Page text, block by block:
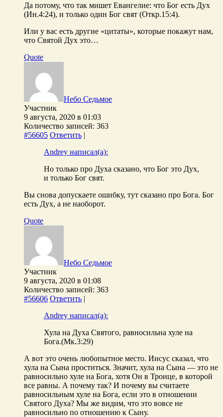
Да потому, что так мишет Евангелие: что Бог есть Дух
(Ин.4:24), и только один Бог свят (Откр.15:4).
Или у вас есть другие «цитаты», которые покажут нам,
что Святой Дух это…
Quote
Небо Седьмое
Участник
9 августа, 2020 в 01:03
Количество записей: 363
#56605 Ответить |
Andrey написал(а):
Но только про Духа сказано, что Бог это Дух,
и только Бог свят.
Вы снова допускаете ошибку, тут сказано про Бога. Бог
есть Дух, а не наоборот.
Quote
Небо Седьмое
Участник
9 августа, 2020 в 01:08
Количество записей: 363
#56606 Ответить |
Andrey написал(а):
Хула на Духа Святого, равносильна хуле на
Бога.(Мк.3:29)
А вот это очень любопытное место. Иисус сказал, что
хула на Сына проститься. Значит, хула на Сына — это не
равносильно хуле на Бога, хотя Он в Троице, в которой
все равны. А почему так? И почему вы считаете
равносильным хуле на Бога, если это в отношении
Святого Духа? Мы же видим, что это вовсе не
равносильно по отношению к Сыну.